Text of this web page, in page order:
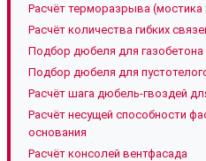
Расчёт терморазрыва
Расчёт количества гибких
Подбор дюбеля для газобетона
Подбор дюбеля для
Расчёт шага дюбель-гвоздей
Расчёт несущей способности
основания
Расчёт консолей вентфасада